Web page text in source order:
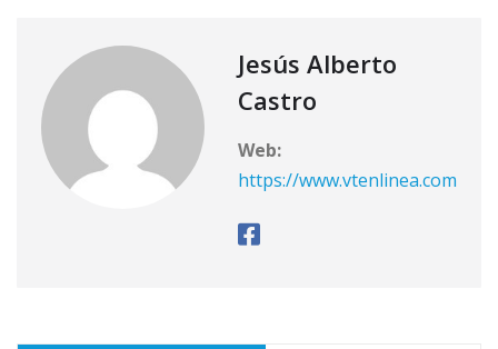
Jesús Alberto
Castro
Web:
https://www.vtenlinea.com